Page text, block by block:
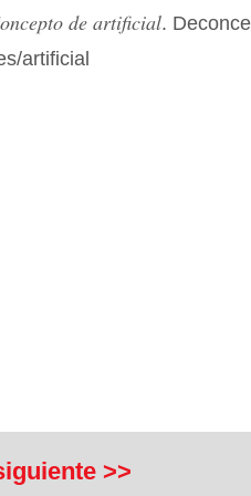
de artificial.
artificial
>>